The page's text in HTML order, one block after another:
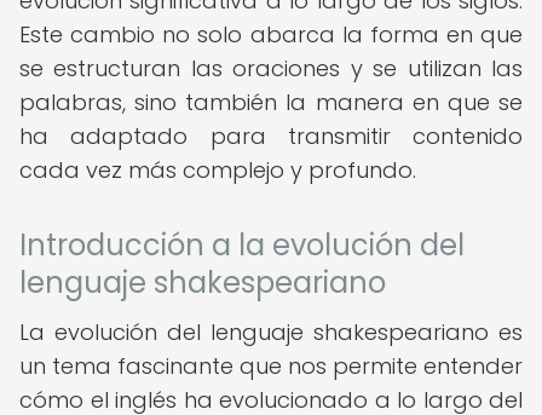
Este cambio no solo abarca la forma en que
se estructuran las oraciones y se utilizan las
palabras, sino también la manera en que se
ha adaptado para transmitir contenido
cada vez más complejo y profundo.
Introducción a la evolución del
lenguaje shakespeariano
La evolución del lenguaje shakespeariano es
un tema fascinante que nos permite entender
cómo el inglés ha evolucionado a lo largo del